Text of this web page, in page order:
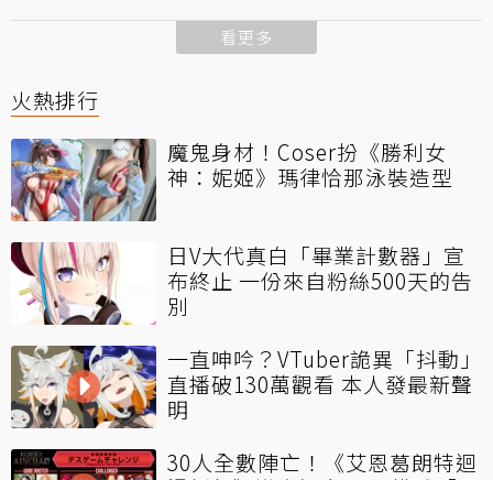
看更多
火熱排行
魔鬼身材！Coser扮《勝利女
神：妮姬》瑪律恰那泳裝造型
日V大代真白「畢業計數器」宣
布終止 一份來自粉絲500天的告
別
一直呻吟？VTuber詭異「抖動」
直播破130萬觀看 本人發最新聲
明
30人全數陣亡！《艾恩葛朗特迴